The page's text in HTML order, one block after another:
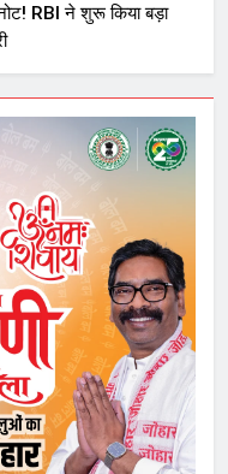
RBI ने शुरू किया बड़ा